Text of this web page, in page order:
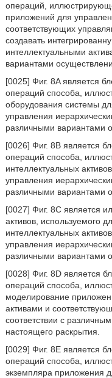
операций,
приложений для
соответствующих
создавать
интеллектуальными
вариантами
[0025] Фиг. 8A является
операций способа,
оборудования системы
управления
различными вариантами
[0026] Фиг. 8B является
операций способа,
интеллектуальных
управления
различными вариантами
[0027] Фиг. 8C является
активов, используемого
интеллектуальных
управления
различными вариантами
[0028] Фиг. 8D является
операций способа,
моделирование
активами и
соответствии с
настоящего раскрытия.
[0029] Фиг. 8E является
операций способа,
экземпляра приложения